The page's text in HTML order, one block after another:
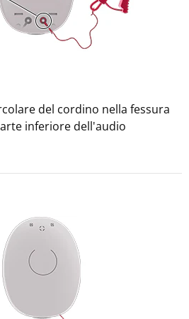
del cordino nella fessura
inferiore dell'audio